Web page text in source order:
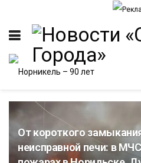
От короткого
неисправной печи: в